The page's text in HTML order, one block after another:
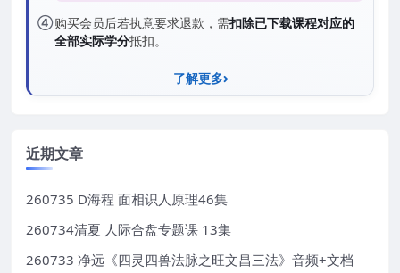
④购买会员后若执意要求退款，需扣除已下载课程对应的
全部实际学分抵扣。
了解更多
近期文章
260735 D海程 面相识人原理46集
260734清夏 人际合盘专题课 13集
260733 净远《四灵四兽法脉之旺文昌三法》音频+文档